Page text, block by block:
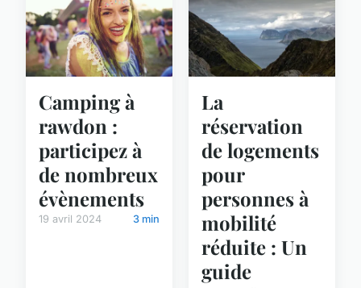
Camping à
rawdon :
participez à
de nombreux
évènements
19 avril 2024 3 min
La
réservation
de logements
pour
personnes à
mobilité
réduite : Un
guide